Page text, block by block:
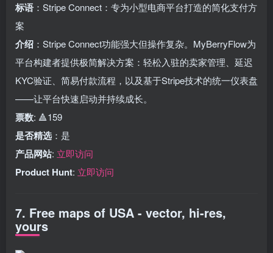
标语 ：Stripe Connect：专为小型电商平台打造的简化支付方
案
介绍 ：Stripe Connect功能强大但操作复杂。MyBerryFlow为
平台构建者提供极简解决方案：轻松入驻的卖家管理、延迟
KYC验证、简易付款流程，以及基于Stripe技术的统一仪表盘
——让平台快速启动并持续成长。
票数: 🔺159
是否精选 ：是
产品网站: 立即访问
Product Hunt: 立即访问
7. Free maps of USA - vector, hi-res,
yours